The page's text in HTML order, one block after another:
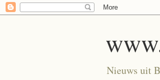
Nieuws uit